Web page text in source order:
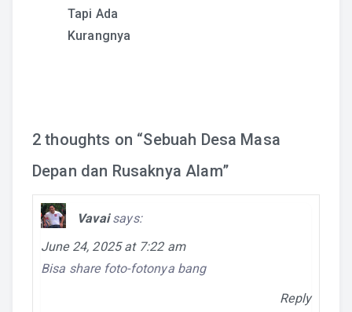
Tapi Ada
Kurangnya
2 thoughts on “Sebuah Desa Masa
Depan dan Rusaknya Alam”
Vavai says:
June 24, 2025 at 7:22 am
Bisa share foto-fotonya bang
Reply